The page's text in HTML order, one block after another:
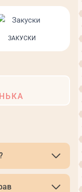
ЗАКУСКИ